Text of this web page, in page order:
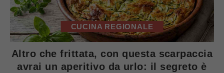
CUCINA REGIONALE
Altro che frittata, con questa scarpaccia
avrai un aperitivo da urlo: il segreto è